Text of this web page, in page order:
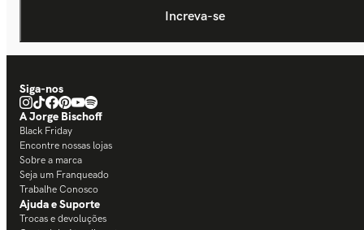
Siga-nos
A Jorge Bischoff
Black Friday
Encontre nossas lojas
Sobre a marca
Seja um Franqueado
Trabalhe Conosco
Ajuda e Suporte
Trocas e devoluções